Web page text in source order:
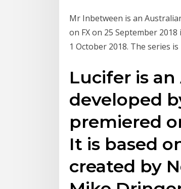
Mr Inbetween is an
on FX on 25 September
1 October 2018. The series
Lucifer is
developed
premiered
It is based
created by